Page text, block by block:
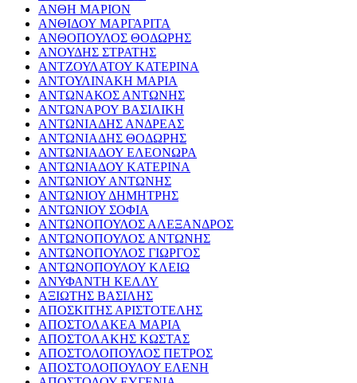
ΑΝΘΗ ΜΑΡΙΟΝ
ΑΝΘΙΔΟΥ ΜΑΡΓΑΡΙΤΑ
ΑΝΘΟΠΟΥΛΟΣ ΘΟΔΩΡΗΣ
ΑΝΟΥΔΗΣ ΣΤΡΑΤΗΣ
ΑΝΤΖΟΥΛΑΤΟΥ ΚΑΤΕΡΙΝΑ
ΑΝΤΟΥΛΙΝΑΚΗ ΜΑΡΙΑ
ΑΝΤΩΝΑΚΟΣ ΑΝΤΩΝΗΣ
ΑΝΤΩΝΑΡΟΥ ΒΑΣΙΛΙΚΗ
ΑΝΤΩΝΙΑΔΗΣ ΑΝΔΡΕΑΣ
ΑΝΤΩΝΙΑΔΗΣ ΘΟΔΩΡΗΣ
ΑΝΤΩΝΙΑΔΟΥ ΕΛΕΟΝΩΡΑ
ΑΝΤΩΝΙΑΔΟΥ ΚΑΤΕΡΙΝΑ
ΑΝΤΩΝΙΟΥ ΑΝΤΩΝΗΣ
ΑΝΤΩΝΙΟΥ ΔΗΜΗΤΡΗΣ
ΑΝΤΩΝΙΟΥ ΣΟΦΙΑ
ΑΝΤΩΝΟΠΟΥΛΟΣ ΑΛΕΞΑΝΔΡΟΣ
ΑΝΤΩΝΟΠΟΥΛΟΣ ΑΝΤΩΝΗΣ
ΑΝΤΩΝΟΠΟΥΛΟΣ ΓΙΩΡΓΟΣ
ΑΝΤΩΝΟΠΟΥΛΟΥ ΚΛΕΙΩ
ΑΝΥΦΑΝΤΗ ΚΕΛΛΥ
ΑΞΙΩΤΗΣ ΒΑΣΙΛΗΣ
ΑΠΟΣΚΙΤΗΣ ΑΡΙΣΤΟΤΕΛΗΣ
ΑΠΟΣΤΟΛΑΚΕΑ ΜΑΡΙΑ
ΑΠΟΣΤΟΛΑΚΗΣ ΚΩΣΤΑΣ
ΑΠΟΣΤΟΛΟΠΟΥΛΟΣ ΠΕΤΡΟΣ
ΑΠΟΣΤΟΛΟΠΟΥΛΟΥ ΕΛΕΝΗ